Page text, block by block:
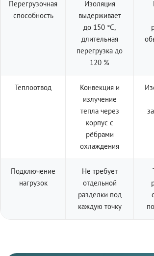
Перегрузочная
способность
Изоляция
выдерживает
до 150 °C,
длительная
перегрузка до
120 %
Теплоотвод
Конвекция и
излучение
тепла через
корпус с
рёбрами
охлаждения
Подключение
нагрузок
Не требует
отдельной
разделки под
каждую точку